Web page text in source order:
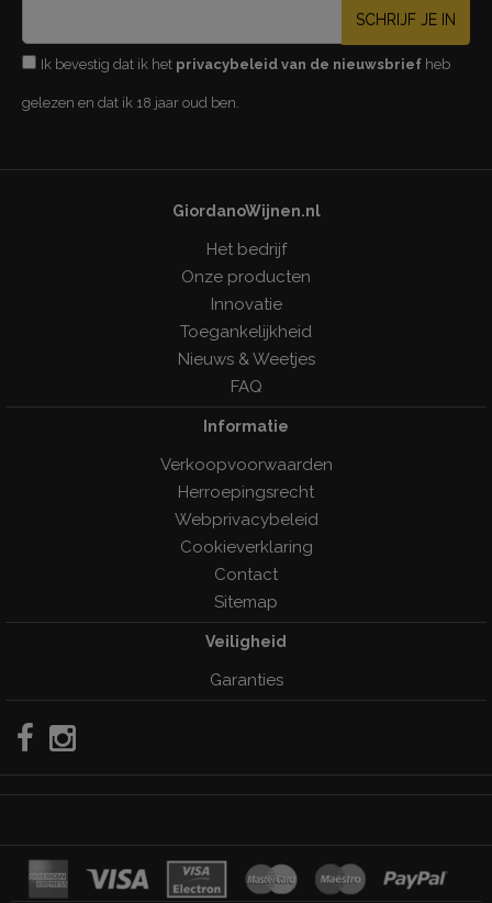
SCHRIJF JE IN
Ik bevestig dat ik het privacybeleid van de nieuwsbrief heb
gelezen en dat ik 18 jaar oud ben.
GiordanoWijnen.nl
Het bedrijf
Onze producten
Innovatie
Toegankelijkheid
Nieuws & Weetjes
FAQ
Informatie
Verkoopvoorwaarden
Herroepingsrecht
Webprivacybeleid
Cookieverklaring
Contact
Sitemap
Veiligheid
Garanties